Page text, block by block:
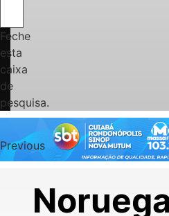
Feche
esta
caixa
de
pesquisa.
Previous